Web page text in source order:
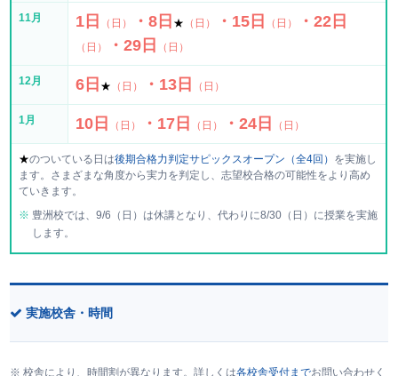
11月 1日 （日） ・8日 ★ （日） ・15日 （日） ・22日
（日） ・29日 （日）
12月 6日 ★ （日） ・13日 （日）
1月 10日 （日） ・17日 （日） ・24日 （日）
★のついている日は後期合格力判定サピックスオープン（全4回） を実施し
ます。さまざまな角度から実力を判定し、志望校合格の可能性をより高め
ていきます。
豊洲校では、9/6（日）は休講となり、代わりに8/30（日）に授業を実施
します。
実施校舎・時間
校舎により、時間割が異なります。詳しくは各校舎受付までお問い合わせく